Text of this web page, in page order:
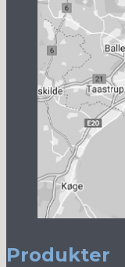
Produkter